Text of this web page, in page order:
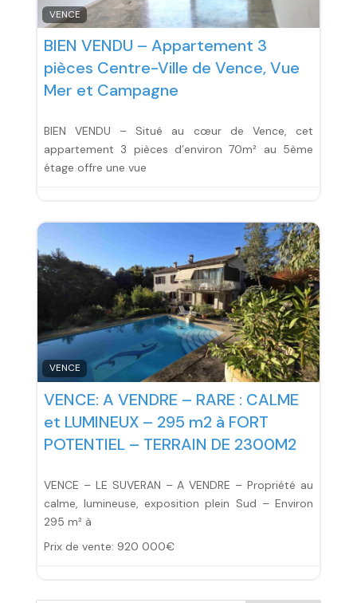
VENCE
BIEN VENDU – Appartement 3
pièces Centre-Ville de Vence, Vue
Mer et Campagne
BIEN VENDU – Situé au cœur de Vence, cet
appartement 3 pièces d’environ 70m² au 5ème
étage offre une vue
VENCE
VENCE: A VENDRE – RARE : CALME
et LUMINEUX – 295 m2 à FORT
POTENTIEL – TERRAIN DE 2300M2
VENCE – LE SUVERAN – A VENDRE – Propriété au
calme, lumineuse, exposition plein Sud – Environ
295 m² à
Prix de vente: 920 000€